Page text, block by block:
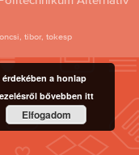
tibor, tokesp
a honlap
bővebben itt
Elfogadom